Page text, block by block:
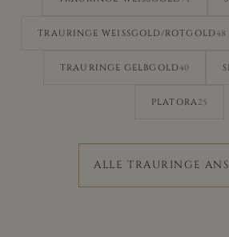
TRAURINGE WEISSGOLD/ROTGOLD 48
TRAURINGE GELBGOLD40
PLATORA25
ALLE TRAURINGE